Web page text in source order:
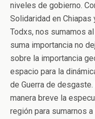
niveles de gobierno.
Solidaridad en Chiapas
Todxs, nos sumamos
suma importancia no
sobre la importancia
espacio para la
de Guerra de
manera breve la
región para sumarnos